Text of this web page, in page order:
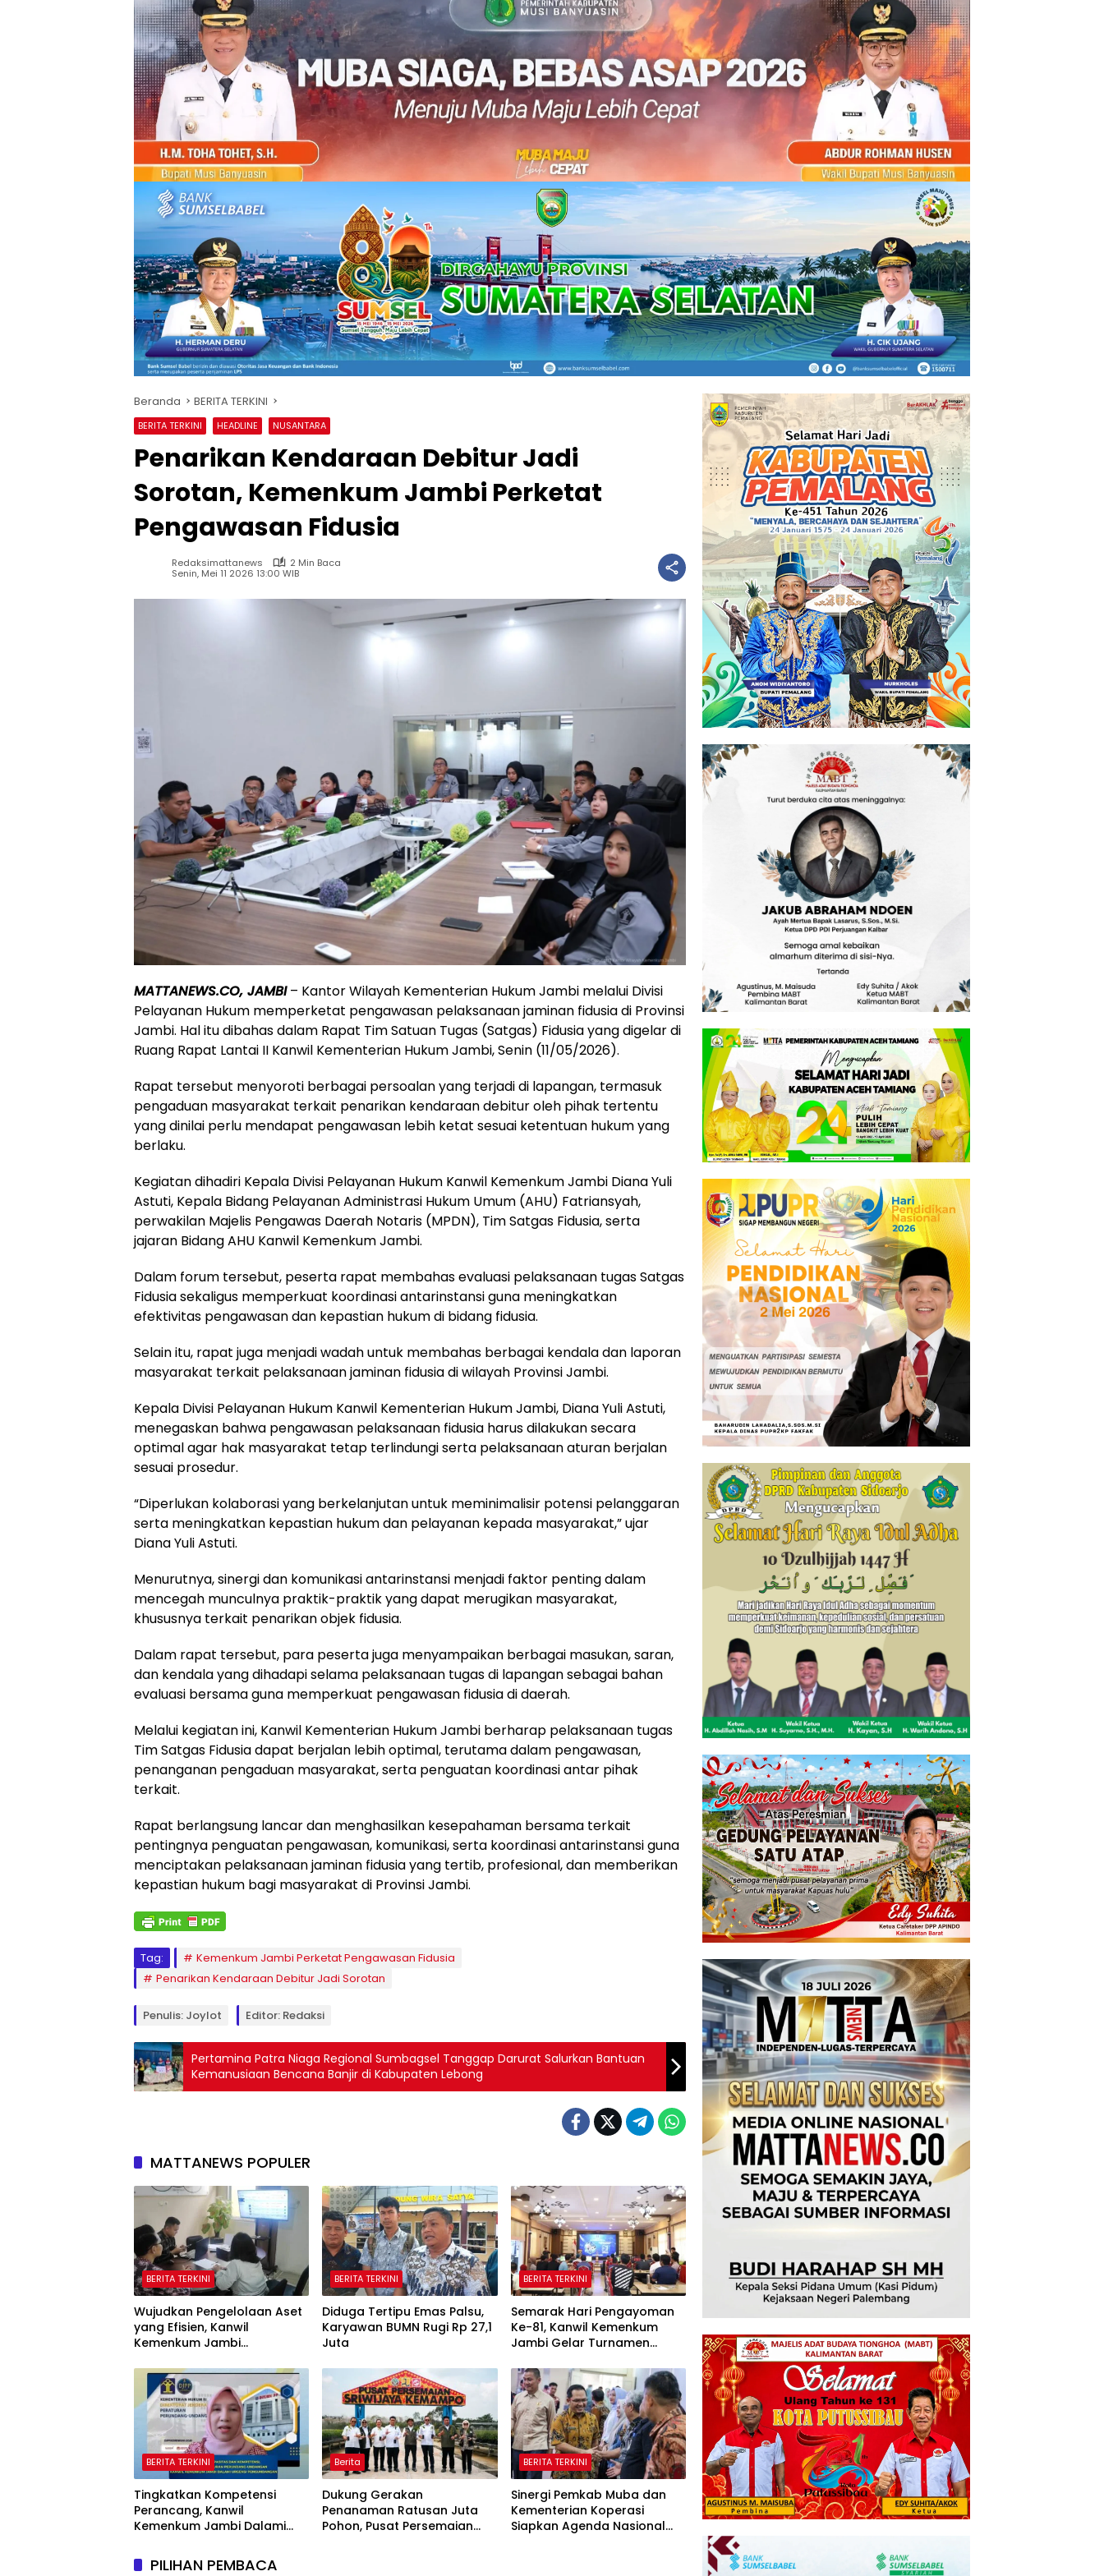
Beranda BERITA TERKINI
BERITA TERKINI HEADLINE NUSANTARA
Penarikan Kendaraan Debitur Jadi
Sorotan, Kemenkum Jambi Perketat
Pengawasan Fidusia
Redaksimattanews
2 Min Baca
Senin, Mei 11 2026 13:00 WIB
MATTANEWS.CO, JAMBI– Kantor Wilayah Kementerian Hukum Jambi melalui Divisi
Pelayanan Hukum memperketat pengawasan pelaksanaan jaminan fidusia di Provinsi
Jambi. Hal itu dibahas dalam Rapat Tim Satuan Tugas (Satgas) Fidusia yang digelar di
Ruang Rapat Lantai II Kanwil Kementerian Hukum Jambi, Senin (11/05/2026).
Rapat tersebut menyoroti berbagai persoalan yang terjadi di lapangan, termasuk
pengaduan masyarakat terkait penarikan kendaraan debitur oleh pihak tertentu
yang dinilai perlu mendapat pengawasan lebih ketat sesuai ketentuan hukum yang
berlaku.
Kegiatan dihadiri Kepala Divisi Pelayanan Hukum Kanwil Kemenkum Jambi Diana Yuli
Astuti, Kepala Bidang Pelayanan Administrasi Hukum Umum (AHU) Fatriansyah,
perwakilan Majelis Pengawas Daerah Notaris (MPDN), Tim Satgas Fidusia, serta
jajaran Bidang AHU Kanwil Kemenkum Jambi.
Dalam forum tersebut, peserta rapat membahas evaluasi pelaksanaan tugas Satgas
Fidusia sekaligus memperkuat koordinasi antarinstansi guna meningkatkan
efektivitas pengawasan dan kepastian hukum di bidang fidusia.
Selain itu, rapat juga menjadi wadah untuk membahas berbagai kendala dan laporan
masyarakat terkait pelaksanaan jaminan fidusia di wilayah Provinsi Jambi.
Kepala Divisi Pelayanan Hukum Kanwil Kementerian Hukum Jambi, Diana Yuli Astuti,
menegaskan bahwa pengawasan pelaksanaan fidusia harus dilakukan secara
optimal agar hak masyarakat tetap terlindungi serta pelaksanaan aturan berjalan
sesuai prosedur.
“Diperlukan kolaborasi yang berkelanjutan untuk meminimalisir potensi pelanggaran
serta meningkatkan kepastian hukum dan pelayanan kepada masyarakat,” ujar
Diana Yuli Astuti.
Menurutnya, sinergi dan komunikasi antarinstansi menjadi faktor penting dalam
mencegah munculnya praktik-praktik yang dapat merugikan masyarakat,
khususnya terkait penarikan objek fidusia.
Dalam rapat tersebut, para peserta juga menyampaikan berbagai masukan, saran,
dan kendala yang dihadapi selama pelaksanaan tugas di lapangan sebagai bahan
evaluasi bersama guna memperkuat pengawasan fidusia di daerah.
Melalui kegiatan ini, Kanwil Kementerian Hukum Jambi berharap pelaksanaan tugas
Tim Satgas Fidusia dapat berjalan lebih optimal, terutama dalam pengawasan,
penanganan pengaduan masyarakat, serta penguatan koordinasi antar pihak
terkait.
Rapat berlangsung lancar dan menghasilkan kesepahaman bersama terkait
pentingnya penguatan pengawasan, komunikasi, serta koordinasi antarinstansi guna
menciptakan pelaksanaan jaminan fidusia yang tertib, profesional, dan memberikan
kepastian hukum bagi masyarakat di Provinsi Jambi.
Tag:
Kemenkum Jambi Perketat Pengawasan Fidusia
Penarikan Kendaraan Debitur Jadi Sorotan
Penulis: Joylot Editor: Redaksi
Pertamina Patra Niaga Regional Sumbagsel Tanggap Darurat Salurkan Bantuan
Kemanusiaan Bencana Banjir di Kabupaten Lebong
MATTANEWS POPULER
BERITA TERKINI
Wujudkan Pengelolaan Aset
yang Efisien, Kanwil
Kemenkum Jambi
Secara Transparan
BERITA TERKINI
Diduga Tertipu Emas Palsu,
Karyawan BUMN Rugi Rp 27,1
Juta
BERITA TERKINI
Semarak Hari Pengayoman
Ke-81, Kanwil Kemenkum
Jambi Gelar Turnamen
BERITA TERKINI
Tingkatkan Kompetensi
Perancang, Kanwil
Kemenkum Jambi Dalami
Peraturan Perundang-
undangan
Berita
Dukung Gerakan
Penanaman Ratusan Juta
Pohon, Pusat Persemaian
BERITA TERKINI
Sinergi Pemkab Muba dan
Kementerian Koperasi
Siapkan Agenda Nasional
PILIHAN PEMBACA